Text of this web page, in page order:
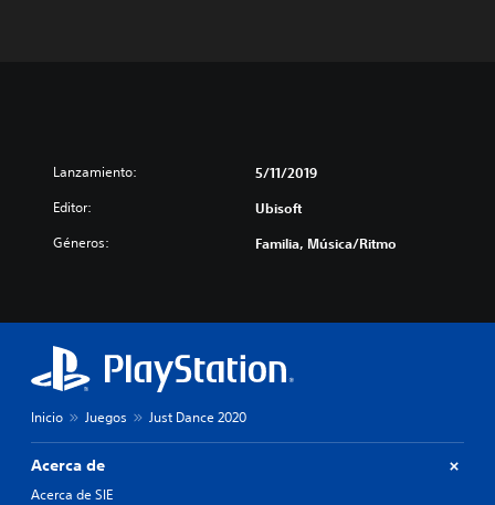
Lanzamiento: 5/11/2019
Editor: Ubisoft
Géneros: Familia, Música/Ritmo
Inicio Juegos Just Dance 2020
Acerca de
Acerca de SIE